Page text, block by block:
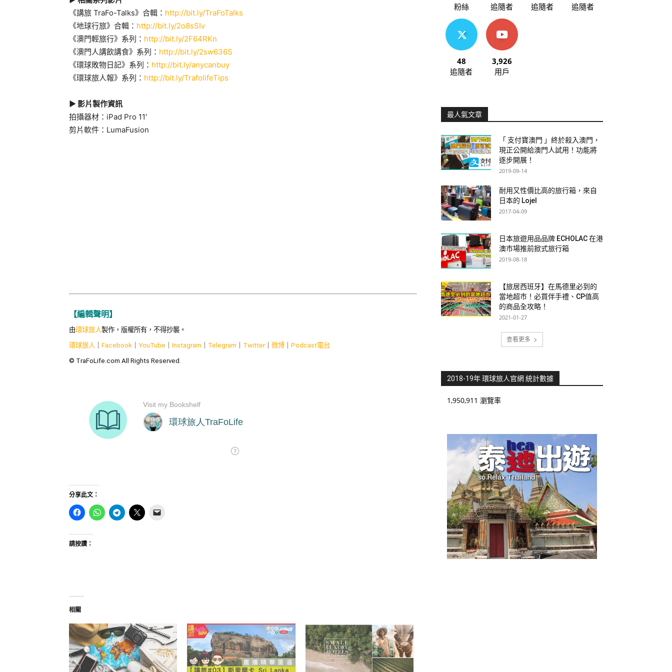
《講旅 TraFo-Talks》合輯： http://bit.ly/TraFoTalks
《地球行旅》合輯： http://bit.ly/2o8sSIv
《澳門輕旅行》系列： http://bit.ly/2F64RKn
《澳門人講飲講食》系列： http://bit.ly/2sw636S
《環球敗物日記》系列： http://bit.ly/anycanbuy
《環球旅人報》系列： http://bit.ly/TrafolifeTips
► 影片製作資訊
拍攝器材：iPad Pro 11′
剪片軟件：LumaFusion
【編輯聲明】
由環球旅人製作，版權所有，不得抄襲。
環球旅人 Facebook YouTube Instagram Telegram Twitter｜ 微博 Podcast電台
© TraFoLife.com All Rights Reserved.
分享此文：
請按讚：
相關
粉絲
追隨者
追隨者
追隨者
48
追隨者
3,926
用戶
最人氣文章
「 支付寶澳門 」終於殺入澳門，
現正公開給澳門人試用！功能將
逐步開展！
2019-09-14
耐用又性價比高的旅行箱，來自
日本的 Lojel
2017-04-09
日本旅遊用品品牌 ECHOLAC 在港
澳市場推前掀式旅行箱
2019-08-18
【旅居西班牙】在馬德里必到的
當地超市！必買伴手禮、CP值高
的商品全攻略！
2021-01-27
查看更多
2018-19年 環球旅人官網 統計數據
1,950,911 瀏覽率